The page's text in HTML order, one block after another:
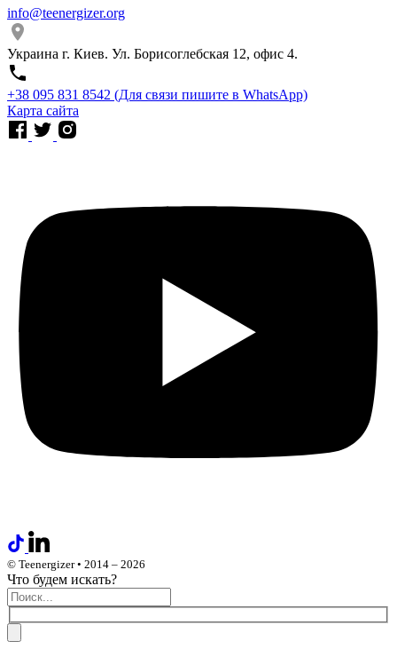
info@teenergizer.org
Украина г. Киев. Ул. Борисоглебская 12, офис 4.
⁨+38 095 831 8542⁩ (Для связи пишите в WhatsApp)
Карта сайта
© Teenergizer • 2014 – 2026
Что будем искать?